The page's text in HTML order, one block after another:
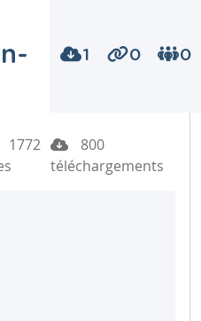
1 0 0
1772
800
téléchargements